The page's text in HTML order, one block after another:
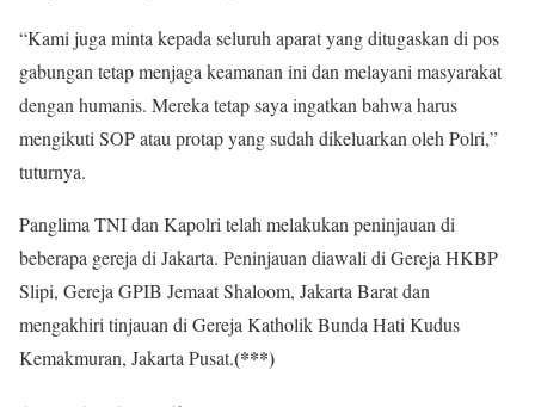
“Kami juga minta kepada seluruh aparat yang ditugaskan di pos
gabungan tetap menjaga keamanan ini dan melayani masyarakat
dengan humanis. Mereka tetap saya ingatkan bahwa harus
mengikuti SOP atau protap yang sudah dikeluarkan oleh Polri,”
tuturnya.
Panglima TNI dan Kapolri telah melakukan peninjauan di
beberapa gereja di Jakarta. Peninjauan diawali di Gereja HKBP
Slipi, Gereja GPIB Jemaat Shaloom, Jakarta Barat dan
mengakhiri tinjauan di Gereja Katholik Bunda Hati Kudus
Kemakmuran, Jakarta Pusat.(***)